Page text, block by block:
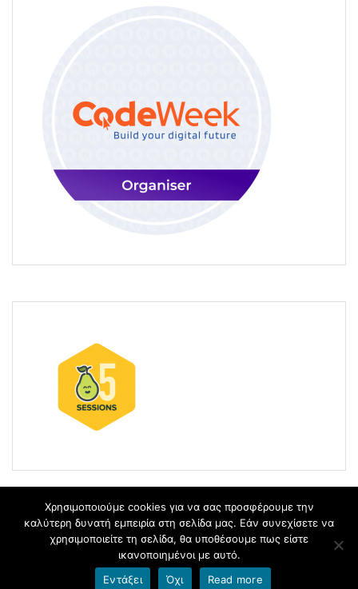
blogs.sch.gr
Χρησιμοποιούμε cookies για να σας προσφέρουμε την
καλύτερη δυνατή εμπειρία στη σελίδα μας. Εάν συνεχίσετε να
χρησιμοποιείτε τη σελίδα, θα υποθέσουμε πως είστε
ικανοποιημένοι με αυτό.
Εντάξει
Όχι Read more